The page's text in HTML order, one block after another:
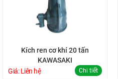
Kích ren cơ khí 20 tấn
KAWASAKI
Giá: Liên hệ
Chi tiết